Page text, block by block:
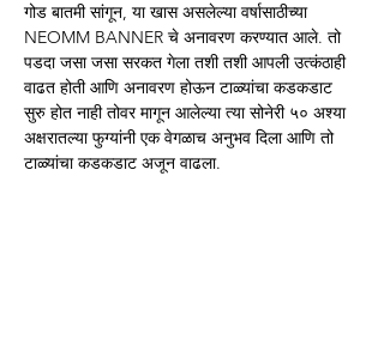
गोड बातमी सांगून, या खास असलेल्या वर्षासाठीच्या
NEOMM BANNER चे अनावरण करण्यात आले. तो
पडदा जसा जसा सरकत गेला तशी तशी आपली उत्कंठाही
वाढत होती आणि अनावरण होऊन टाळ्यांचा कडकडाट
सुरु होत नाही तोवर मागून आलेल्या त्या सोनेरी ५० अश्या
अक्षरातल्या फुग्यांनी एक वेगळाच अनुभव दिला आणि तो
टाळ्यांचा कडकडाट अजून वाढला.